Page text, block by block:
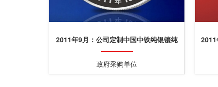
2011年9月：公司定制中国中铁纯银镶纯
金纪念章
政府采购单位